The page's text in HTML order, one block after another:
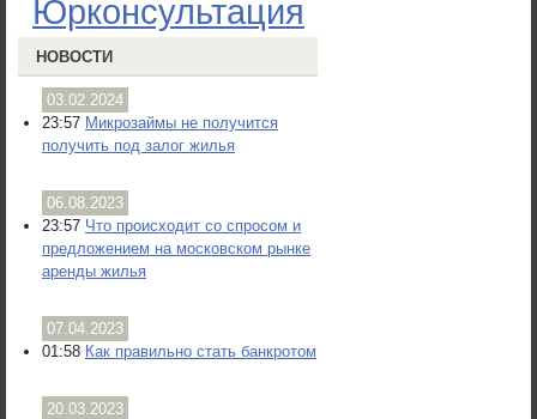
Юрконсультация
НОВОСТИ
03.02.2024
23:57 Микрозаймы не получится
получить под залог жилья
06.08.2023
23:57 Что происходит со спросом и
предложением на московском рынке
аренды жилья
07.04.2023
01:58 Как правильно стать банкротом
20.03.2023